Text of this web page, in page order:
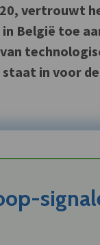
vertrouwt
België toe
in voor